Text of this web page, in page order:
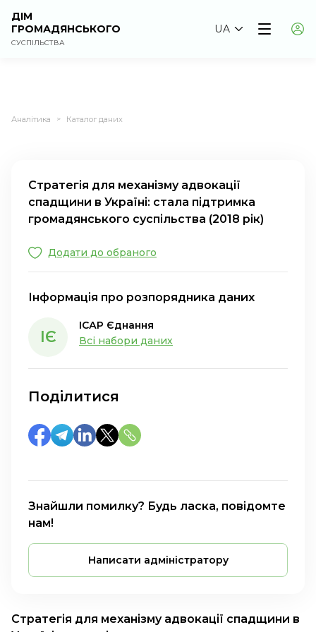
ДІМ
ГРОМАДЯНСЬКОГО
СУСПІЛЬСТВА
UA
Аналітика > Каталог даних
Стратегія для механізму адвокації спадщини в
Стратегія для механізму адвокації
спадщини в Україні: стала підтримка
громадянського суспільства (2018 рік)
Додати до обраного
Інформація про розпорядника даних
ІЄ
ІСАР Єднання
Всі набори даних
Поділитися
Знайшли помилку? Будь ласка, повідомте
нам!
Написати адміністратору